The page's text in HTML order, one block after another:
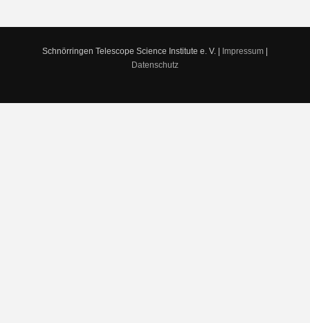
Schnörringen Telescope Science Institute e. V. | Impressum
Datenschutz